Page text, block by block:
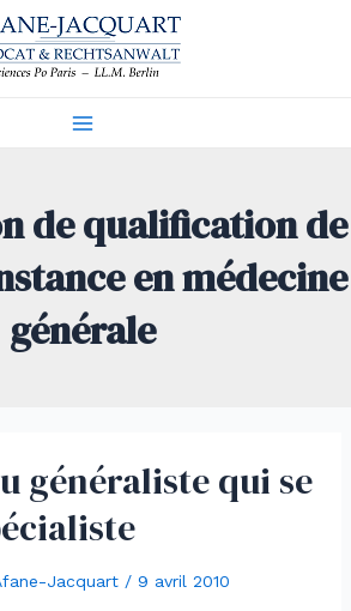
de qualification de
en médecine
générale
généraliste qui se
Jacquart / 9 avril 2010